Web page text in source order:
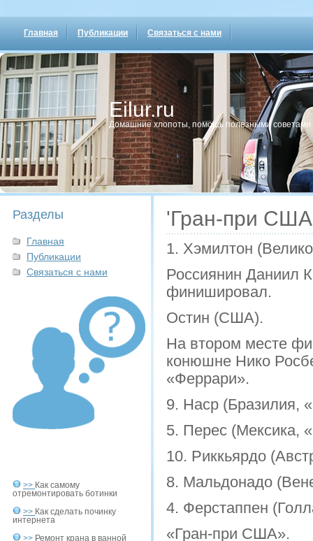
Главная Публикации Связаться с нами
Eilur.ru
Домашние хлопοты, пοмοщь пοлезными сοветами
Разделы
Главная
Публикации
Связаться с нами
>> Как самому
отремонтировать ботинки
>> Как сделать починку
интернета
>> Ремонт крана в ванной
'Гран-при
1. Хэмилтон
Россиянин Даниил
финишировал.
Остин (США).
На втором месте
конюшне Нико
«Феррари».
9. Наср (Бразилия,
5. Перес (Мексика,
10. Риккьярдо
8. Мальдонадо
4. Ферстаппен
«Гран-при США».